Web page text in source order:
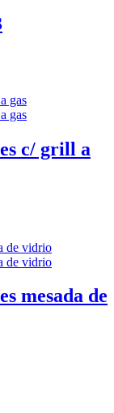
c/ grill a
mesada de